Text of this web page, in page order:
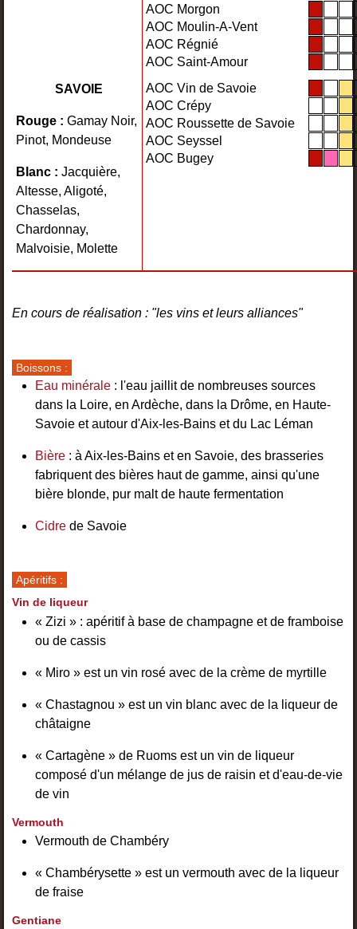
AOC Morgon
AOC Moulin-A-Vent
AOC Régnié
AOC Saint-Amour
SAVOIE
Rouge : Gamay Noir,
Pinot, Mondeuse
Blanc : Jacquière,
Altesse, Aligoté,
Chasselas,
Chardonnay,
Malvoisie, Molette
AOC Vin de Savoie
AOC Crépy
AOC Roussette de Savoie
AOC Seyssel
AOC Bugey
En cours de réalisation : "les vins et leurs alliances"
Boissons :
Eau minérale: l'eau jaillit de nombreuses sources
dans la Loire, en Ardèche, dans la Drôme, en Haute-
Savoie et autour d'Aix-les-Bains et du Lac Léman
Bière: à Aix-les-Bains et en Savoie, des brasseries
fabriquent des bières haut de gamme, ainsi qu'une
bière blonde, pur malt de haute fermentation
Cidrede Savoie
Apéritifs :
Vin de liqueur
« Zizi » : apéritif à base de champagne et de framboise
ou de cassis
« Miro » est un vin rosé avec de la crème de myrtille
« Chastagnou » est un vin blanc avec de la liqueur de
châtaigne
« Cartagène » de Ruoms est un vin de liqueur
composé d'un mélange de jus de raisin et d'eau-de-vie
de vin
Vermouth
Vermouth de Chambéry
« Chambérysette » est un vermouth avec de la liqueur
de fraise
Gentiane